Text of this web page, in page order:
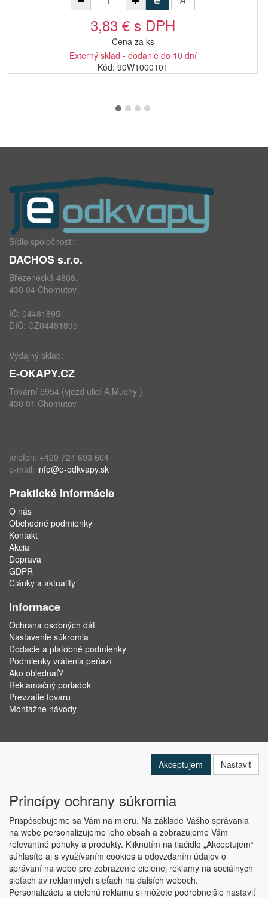
3,83 € s DPH
Cena za ks
Externý sklad - dodanie do 10 dní
Kód: 90W1000101
Sídlo spoločnosti:
DACHOS s.r.o.
Březenecká 4808,
430 04 Chomutov
IČ: 04481895
DIČ: CZ04481895
Výdajný sklad:
E-OKAPY.CZ
Tovární 5954 (vjezd ulicí A.Muchy )
430 01 Chomutov
telefon: +420 724 693 604
e-mail: info@e-odkvapy.sk
Praktické informácie
O nás
Obchodné podmienky
Kontakt
Akcia
Doprava
GDPR
Články a aktuality
Informace
Ochrana osobných dát
Nastavenie súkromia
Dodacie a platobné podmienky
Podmienky vrátenia peňazí
Ako objednať?
Reklamačný poriadok
Prevzatie tovaru
Montážne návody
Copyright © ABRA Software a.s. 2019
Akceptujem Nastaviť
Princípy ochrany súkromia
Prispôsobujeme sa Vám na mieru. Na základe Vášho správania
na webe personalizujeme jeho obsah a zobrazujeme Vám
relevantné ponuky a produkty. Kliknutím na tlačidlo „Akceptujem“
súhlasíte aj s využívaním cookies a odovzdaním údajov o
správaní na webe pre zobrazenie cielenej reklamy na sociálnych
sieťach av reklamných sieťach na ďalších weboch.
Personalizáciu a cielenú reklamu si môžete podrobnejšie nastaviť